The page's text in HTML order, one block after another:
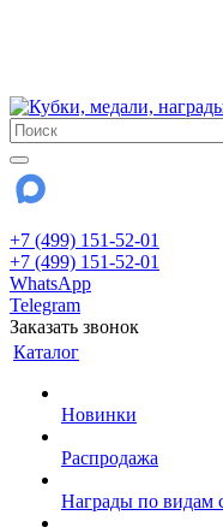
+7 (499) 151-52-01
+7 (499) 151-52-01
WhatsApp
Telegram
Заказать звонок
Каталог
Новинки
Распродажа
Награды по видам